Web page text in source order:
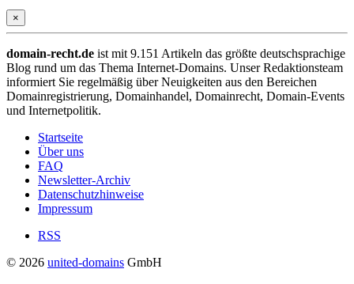
×
domain-recht.de ist mit 9.151 Artikeln das größte deutschsprachige
Blog rund um das Thema Internet-Domains. Unser Redaktionsteam
informiert Sie regelmäßig über Neuigkeiten aus den Bereichen
Domainregistrierung, Domainhandel, Domainrecht, Domain-Events
und Internetpolitik.
Startseite
Über uns
FAQ
Newsletter-Archiv
Datenschutzhinweise
Impressum
RSS
© 2026 united-domains GmbH